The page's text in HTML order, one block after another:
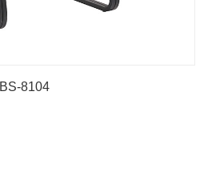
BS-8104